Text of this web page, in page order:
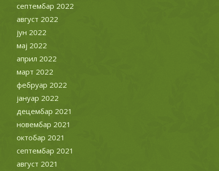
септембар 2022
август 2022
јун 2022
мај 2022
април 2022
март 2022
фебруар 2022
јануар 2022
децембар 2021
новембар 2021
октобар 2021
септембар 2021
август 2021